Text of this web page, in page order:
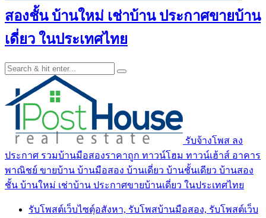
สองชั้น บ้านใหม่ เช่าบ้าน ประกาศขายบ้าน
เดี่ยว ในประเทศไทย
รับจ้างโพส ลง
ประกาศ รวมบ้านมือสองราคาถูก ทาวน์โฮม ทาวน์เฮ้าส์ อาคาร
พาณิชย์ ขายบ้าน บ้านมือสอง บ้านเดี่ยว บ้านชั้นเดียว บ้านสอง
ชั้น บ้านใหม่ เช่าบ้าน ประกาศขายบ้านเดี่ยว ในประเทศไทย
รับโพสต์เว็บไซตฺ์อสังหา, รับโพสบ้านมือสอง, รับโพสต์เว็บ